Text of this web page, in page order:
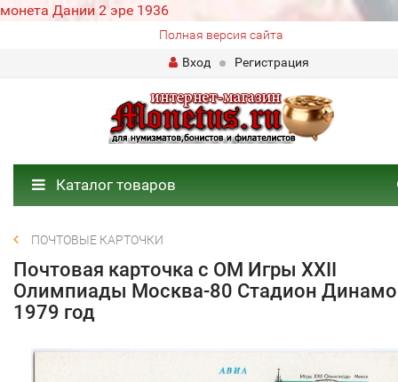
монета Дании 2 эре 1936
Полная версия сайта
Вход
Регистрация
Каталог товаров
ПОЧТОВЫЕ КАРТОЧКИ
Почтовая карточка с ОМ Игры XXII
Олимпиады Москва-80 Стадион Динамо
1979 год